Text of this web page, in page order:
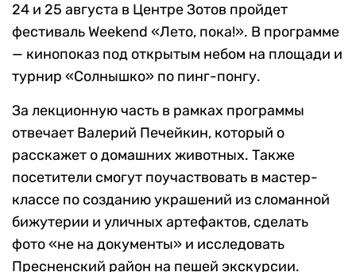
24 и 25 августа в Центре Зотов пройдет
фестиваль Weekend «Лето, пока!». В программе
— кинопоказ под открытым небом на площади и
турнир «Солнышко» по пинг-понгу.
За лекционную часть в рамках программы
отвечает Валерий Печейкин, который о
расскажет о домашних животных. Также
посетители смогут поучаствовать в мастер-
классе по созданию украшений из сломанной
бижутерии и уличных артефактов, сделать
фото «не на документы» и исследовать
Пресненский район на пешей экскурсии.